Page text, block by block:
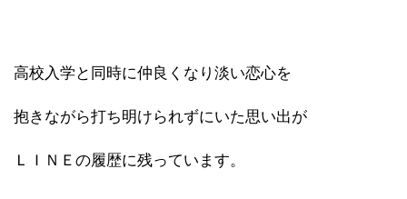
高校入学と同時に仲良くなり淡い恋心を
抱きながら打ち明けられずにいた思い出が
ＬＩＮＥの履歴に残っています。